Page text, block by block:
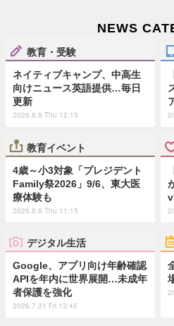
NEWS
教育・受験
ネイティブキャンプ、中高生
向けニュース英語提供…毎日
更新
2026.8.6 Thu 12:15
教育イベント
4歳～小3対象「プレジデント
Family祭2026」9/6、東大医
療体験も
2026.8.6 Thu 11:15
デジタル生活
Google、アプリ向け年齢確認
APIを年内に世界展開…未成年
者保護を強化
2026.7.31 Fri 13:45